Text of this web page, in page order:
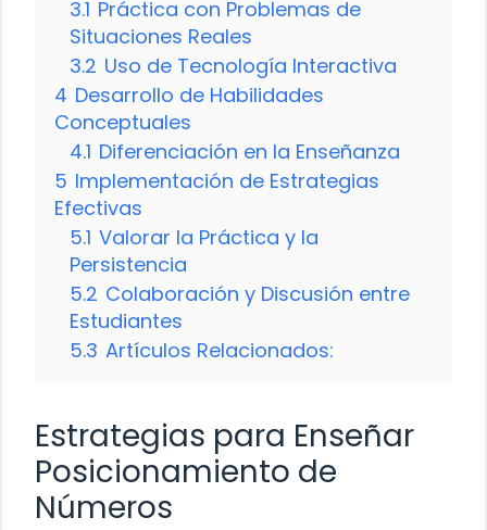
3.1 Práctica con Problemas de
Situaciones Reales
3.2 Uso de Tecnología Interactiva
4 Desarrollo de Habilidades
Conceptuales
4.1 Diferenciación en la Enseñanza
5 Implementación de Estrategias
Efectivas
5.1 Valorar la Práctica y la
Persistencia
5.2 Colaboración y Discusión entre
Estudiantes
5.3 Artículos Relacionados:
Estrategias para Enseñar
Posicionamiento de
Números